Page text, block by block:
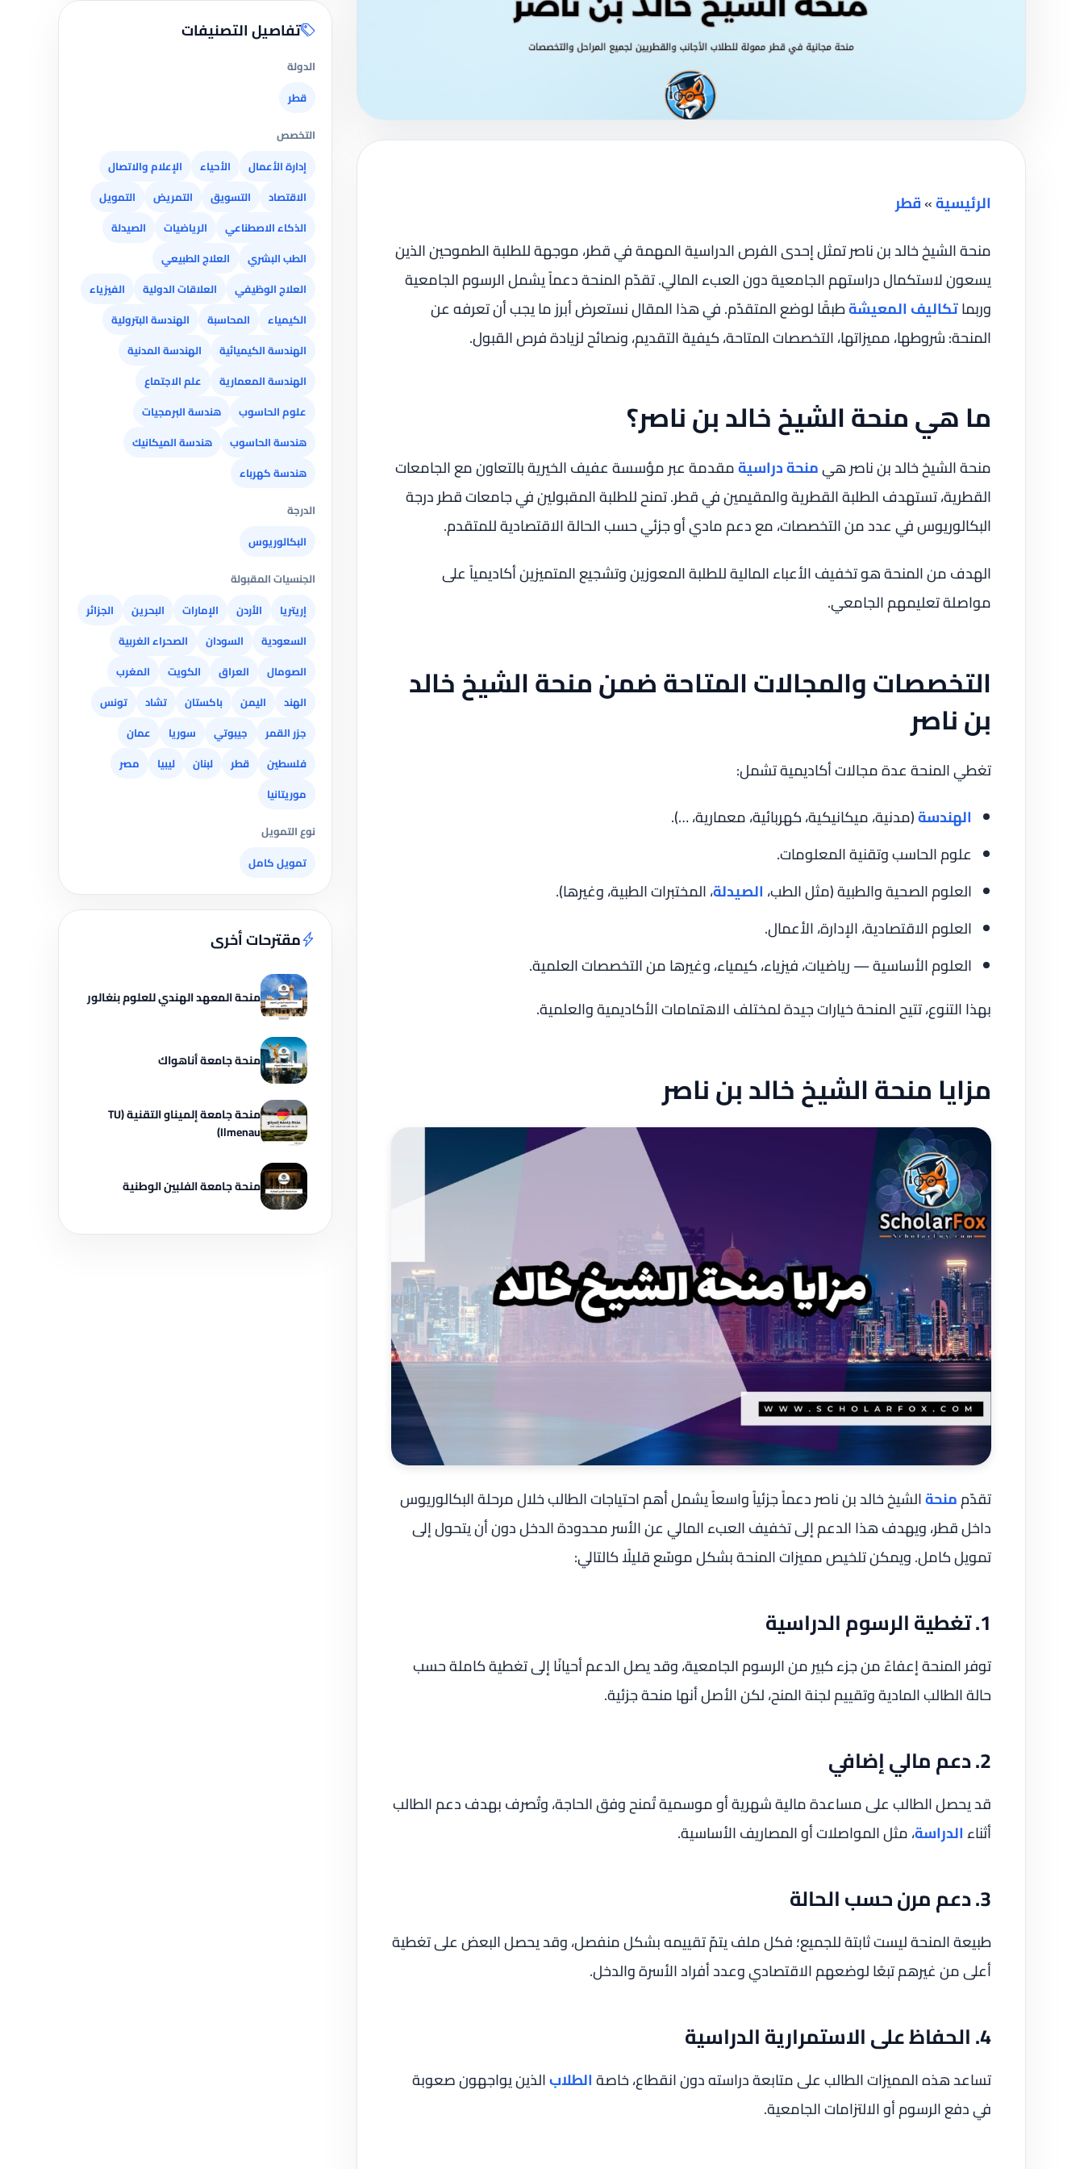
الرئيسية»قطر
منحة الشيخ خالد بن ناصر تمثل إحدى الفرص الدراسية المهمة في قطر، موجهة للطلبة الطموحين الذين
يسعون لاستكمال دراستهم الجامعية دون العبء المالي. تقدّم المنحة دعماً يشمل الرسوم الجامعية
وربماتكاليف المعيشةطبقًا لوضع المتقدّم. في هذا المقال نستعرض أبرز ما يجب أن تعرفه عن
المنحة: شروطها، مميزاتها، التخصصات المتاحة، كيفية التقديم، ونصائح لزيادة فرص القبول.
ما هي منحة الشيخ خالد بن ناصر؟
منحة الشيخ خالد بن ناصر هيمنحة دراسيةمقدمة عبر مؤسسة عفيف الخيرية بالتعاون مع الجامعات
القطرية، تستهدف الطلبة القطرية والمقيمين في قطر. تمنح للطلبة المقبولين في جامعات قطر درجة
البكالوريوس في عدد من التخصصات، مع دعم مادي أو جزئي حسب الحالة الاقتصادية للمتقدم.
الهدف من المنحة هو تخفيف الأعباء المالية للطلبة المعوزين وتشجيع المتميزين أكاديمياً على
مواصلة تعليمهم الجامعي.
التخصصات والمجالات المتاحة ضمن منحة الشيخ خالد
بن ناصر
تغطي المنحة عدة مجالات أكاديمية تشمل:
الهندسة(مدنية، ميكانيكية، كهربائية، معمارية، …).
علوم الحاسب وتقنية المعلومات.
العلوم الصحية والطبية (مثل الطب، الصيدلة، المختبرات الطبية، وغيرها).
العلوم الاقتصادية، الإدارة، الأعمال.
العلوم الأساسية — رياضيات، فيزياء، كيمياء، وغيرها من التخصصات العلمية.
بهذا التنوع، تتيح المنحة خيارات جيدة لمختلف الاهتمامات الأكاديمية والعلمية.
مزايا منحة الشيخ خالد بن ناصر
تقدّممنحةالشيخ خالد بن ناصر دعماً جزئياً واسعاً يشمل أهم احتياجات الطالب خلال مرحلة البكالوريوس
داخل قطر، ويهدف هذا الدعم إلى تخفيف العبء المالي عن الأسر محدودة الدخل دون أن يتحول إلى
تمويل كامل. ويمكن تلخيص مميزات المنحة بشكل موسّع قليلًا كالتالي:
1. تغطية الرسوم الدراسية
توفر المنحة إعفاءً من جزء كبير من الرسوم الجامعية، وقد يصل الدعم أحيانًا إلى تغطية كاملة حسب
حالة الطالب المادية وتقييم لجنة المنح، لكن الأصل أنها منحة جزئية.
2. دعم مالي إضافي
قد يحصل الطالب على مساعدة مالية شهرية أو موسمية تُمنح وفق الحاجة، وتُصرف بهدف دعم الطالب
أثناءالدراسة، مثل المواصلات أو المصاريف الأساسية.
3. دعم مرن حسب الحالة
طبيعة المنحة ليست ثابتة للجميع؛ فكل ملف يتمّ تقييمه بشكل منفصل، وقد يحصل البعض على تغطية
أعلى من غيرهم تبعًا لوضعهم الاقتصادي وعدد أفراد الأسرة والدخل.
4. الحفاظ على الاستمرارية الدراسية
تساعد هذه المميزات الطالب على متابعة دراسته دون انقطاع، خاصةالطلابالذين يواجهون صعوبة
في دفع الرسوم أو الالتزامات الجامعية.
تفاصيل التصنيفات
الدولة
قطر
التخصص
إدارة الأعمال
الأحياء
الإعلام والاتصال
الاقتصاد
التسويق التمريض
التمويل
الذكاء الاصطناعي
الرياضيات
الصيدلة
الطب البشري
العلاج الطبيعي
العلاج الوظيفي
العلاقات الدولية
الفيزياء
الكيمياء
المحاسبة
الهندسة البترولية
الهندسة الكيميائية
الهندسة المدنية
الهندسة المعمارية
علم الاجتماع
علوم الحاسوب
هندسة البرمجيات
هندسة الحاسوب
هندسة الميكانيك
هندسة كهرباء
الدرجة
البكالوريوس
الجنسيات المقبولة
إريتريا
الأردن الإمارات البحرين
الجزائر
السعودية
السودان
الصحراء الغربية
الصومال
العراق الكويت
المغرب
الهند
اليمن باكستان تشاد
تونس
جزر القمر
جيبوتي سوريا
عمان
فلسطين
قطر لبنان ليبيا
مصر
موريتانيا
نوع التمويل
تمويل كامل
مقترحات أخرى
منحة المعهد الهندي للعلوم بنغالور
منحة جامعة أناهواك
منحة جامعة إلميناو التقنية (TU
Ilmenau)
منحة جامعة الفلبين الوطنية